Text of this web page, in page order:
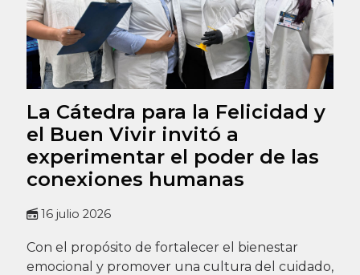
La Cátedra para la Felicidad y
el Buen Vivir invitó a
experimentar el poder de las
conexiones humanas
16 julio 2026
Con el propósito de fortalecer el bienestar
emocional y promover una cultura del cuidado,